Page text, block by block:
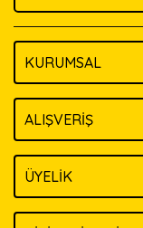
KURUMSAL
ALIŞVERİŞ
ÜYELİK